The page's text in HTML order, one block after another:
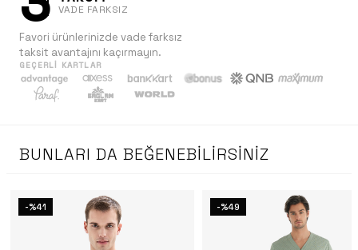
VADE FARKSIZ
Favori ürünlerinizde vade farksız
taksit avantajını kaçırmayın.
GEÇERLI KARTLAR
BUNLARI DA BEĞENEBILIRSINIZ
-%41 -%49